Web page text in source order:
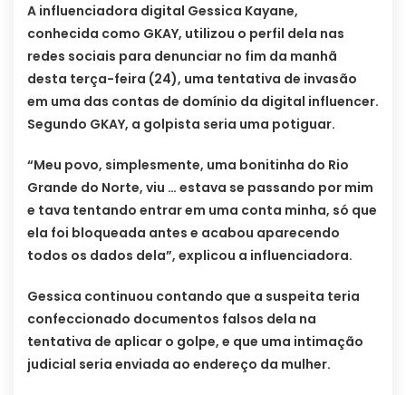
A influenciadora digital Gessica Kayane,
conhecida como GKAY, utilizou o perfil dela nas
redes sociais para denunciar no fim da manhã
desta terça-feira (24), uma tentativa de invasão
em uma das contas de domínio da digital influencer.
Segundo GKAY, a golpista seria uma potiguar.
“Meu povo, simplesmente, uma bonitinha do Rio
Grande do Norte, viu … estava se passando por mim
e tava tentando entrar em uma conta minha, só que
ela foi bloqueada antes e acabou aparecendo
todos os dados dela”, explicou a influenciadora.
Gessica continuou contando que a suspeita teria
confeccionado documentos falsos dela na
tentativa de aplicar o golpe, e que uma intimação
judicial seria enviada ao endereço da mulher.